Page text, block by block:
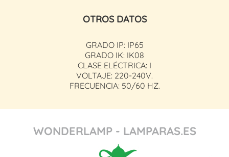
OTROS DATOS
GRADO IP: IP65
GRADO IK: IK08
CLASE ELÉCTRICA: I
VOLTAJE: 220-240V.
FRECUENCIA: 50/60 HZ.
WONDERLAMP - LAMPARAS.ES